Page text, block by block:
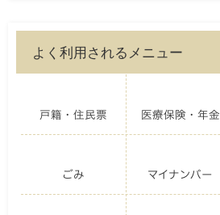
よく利用されるメニュー
戸籍・住民票 医療保険・年金
ごみ マイナンバー